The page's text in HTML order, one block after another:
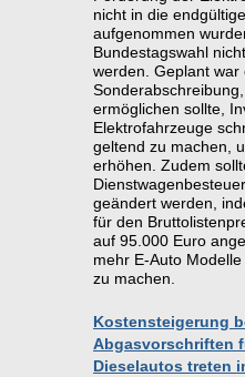
nicht in die
aufgenommen
Bundestagswahl
werden. Geplant war
ermöglichen sollte,
Elektrofahrzeuge
geltend zu machen,
erhöhen. Zudem
geändert werden,
für den
auf 95.000 Euro
mehr E-Auto
zu machen.
Kostensteigerung
Abgasvorschriften
Dieselautos treten